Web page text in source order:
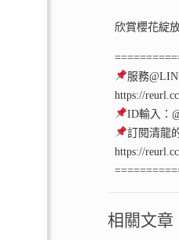
欣賞櫻花綻
服務
https://
ID輸入：
訂閱清龍
https://
相關文章